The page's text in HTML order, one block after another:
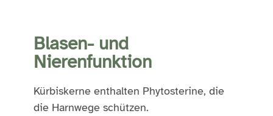
Blasen- und
Nierenfunktion
Kürbiskerne enthalten Phytosterine, die
die Harnwege schützen.